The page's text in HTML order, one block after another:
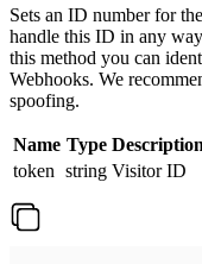
Sets an ID number for
handle this ID in any
this method you can
Webhooks. We
spoofing.
Name Type
token string Visitor ID